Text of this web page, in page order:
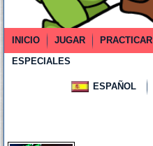
INICIO JUGAR PRACTICAR
ESPECIALES
ESPAÑOL